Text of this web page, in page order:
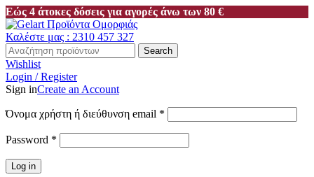
Εώς 4 άτοκες δόσεις για αγορές άνω των 80 €
Καλέστε μας : 2310 457 327
Search
Wishlist
Login / Register
Sign inCreate an Account
Όνομα χρήστη ή διεύθυνση email *
Password *
Log in